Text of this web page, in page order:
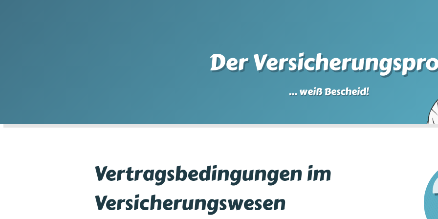
Der
… weiß Bescheid!
Vertragsbedingungen im
Versicherungswesen